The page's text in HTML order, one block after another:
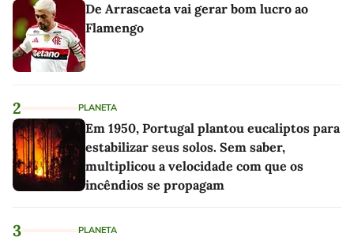
De Arrascaeta vai gerar bom lucro ao
Flamengo
2 PLANETA
Em 1950, Portugal plantou eucaliptos para
estabilizar seus solos. Sem saber,
multiplicou a velocidade com que os
incêndios se propagam
3 PLANETA